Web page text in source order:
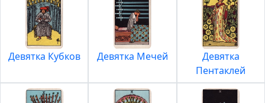
Девятка Кубков Девятка Мечей
Девятка
Пентаклей